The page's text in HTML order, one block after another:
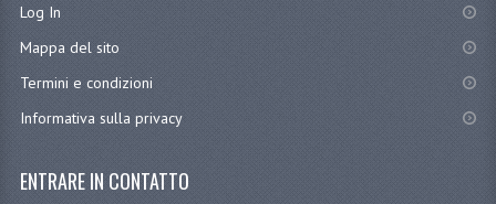
Log In
Mappa del sito
Termini e condizioni
Informativa sulla privacy
ENTRARE IN CONTATTO